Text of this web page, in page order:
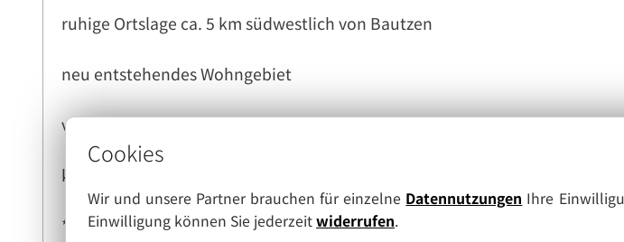
ruhige Ortslage ca. 5 km südwestlich von Bautzen
neu entstehendes Wohngebiet
voll erschlossen (Erdgas, Wasser, Abwasser, Elt., Glasfaserkabel)
keine Bauträgerbindung!!
**** weitere Grundstücke in den Größenordnungen 725 m² bis 1.187 m²
Cookies
Wir und unsere Partner brauchen für einzelne Datennutzungen Ihre
Einwilligung können Sie jederzeitwiderrufen.